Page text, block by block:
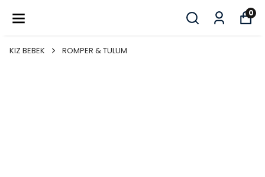
💥 İLK ÜYELİĞE ÖZEL %10 İNDİRİM 💥 0
KIZ BEBEK ROMPER & TULUM